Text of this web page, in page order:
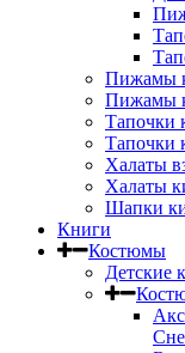
Пижамы
Пижамы
Тапочки
Тапочки
Халаты
Халаты
Шапки
Книги
Костюмы
Детские